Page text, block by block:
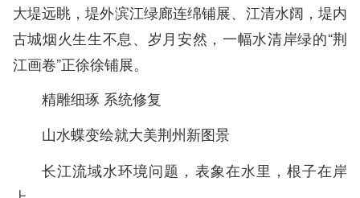
大堤远眺，堤外滨江绿廊连绵铺展、江清水阔，堤内
古城烟火生生不息、岁月安然，一幅水清岸绿的“荆
江画卷”正徐徐铺展。
精雕细琢 系统修复
山水蝶变绘就大美荆州新图景
长江流域水环境问题，表象在水里，根子在岸